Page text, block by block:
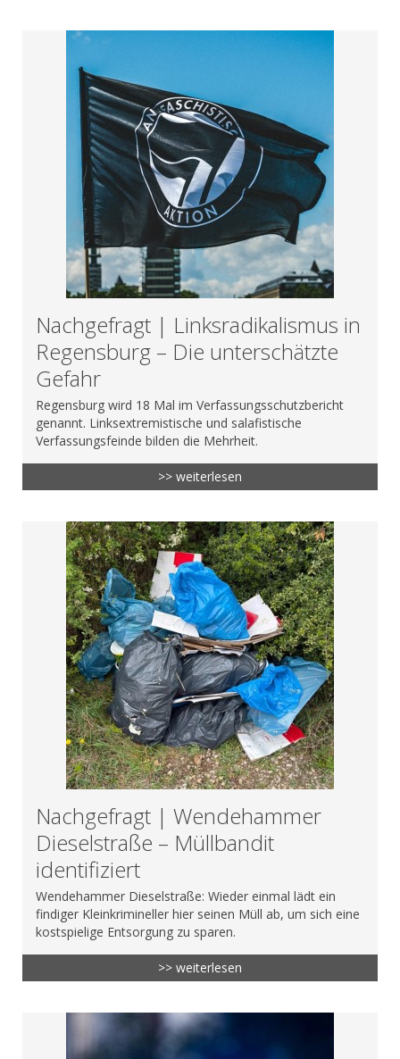
Nachgefragt | Linksradikalismus in
Regensburg – Die unterschätzte
Gefahr
Regensburg wird 18 Mal im Verfassungsschutzbericht
genannt. Linksextremistische und salafistische
Verfassungsfeinde bilden die Mehrheit.
>> weiterlesen
Nachgefragt | Wendehammer
Dieselstraße – Müllbandit
identifiziert
Wendehammer Dieselstraße: Wieder einmal lädt ein
findiger Kleinkrimineller hier seinen Müll ab, um sich eine
kostspielige Entsorgung zu sparen.
>> weiterlesen